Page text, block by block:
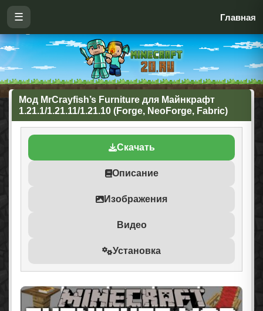
☰ Главная
Мод MrCrayfish’s Furniture для Майнкрафт
1.21.1/1.21.11/1.21.10 (Forge, NeoForge, Fabric)
Скачать
Описание
Изображения
Видео
Установка